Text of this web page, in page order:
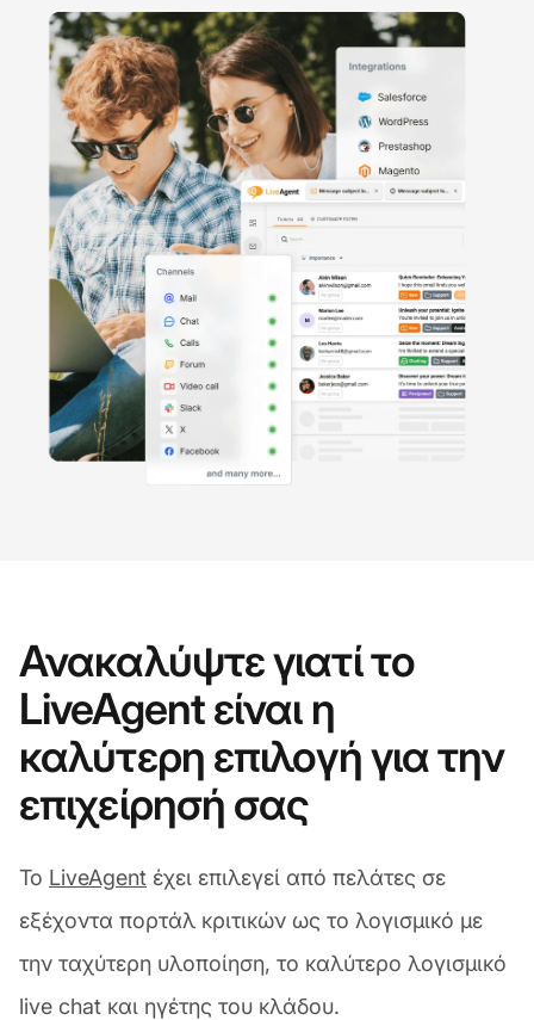
Ανακαλύψτε γιατί το
LiveAgent είναι η
καλύτερη επιλογή για την
επιχείρησή σας
Το LiveAgent έχει επιλεγεί από πελάτες σε
εξέχοντα πορτάλ κριτικών ως το λογισμικό με
την ταχύτερη υλοποίηση, το καλύτερο λογισμικό
live chat και ηγέτης του κλάδου.